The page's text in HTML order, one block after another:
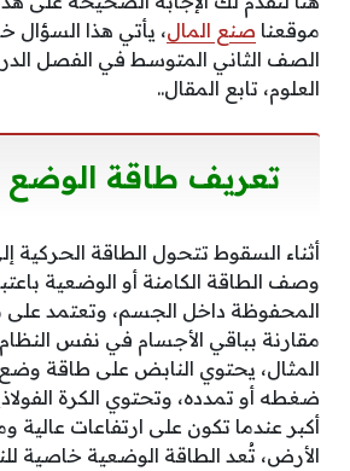
موقعنا صنع المال، يأتي هذا السؤال
الصف الثاني المتوسط في الفصل
العلوم، تابع المقال..
تعريف طاقة الوضع
أثناء السقوط تتحول الطاقة الحركية
وصف الطاقة الكامنة أو الوضعية
المحفوظة داخل الجسم، وتعتمد
مقارنة بباقي الأجسام في نفس
المثال، يحتوي النابض على طاقة وضع
ضغطه أو تمدده، وتحتوي الكرة
أكبر عندما تكون على ارتفاعات
الأرض، تُعد الطاقة الوضعية خاصية